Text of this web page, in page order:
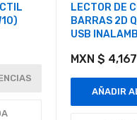
LECTOR DE
BARRAS 2D
USB
MXN $ 4,167
AÑADIR